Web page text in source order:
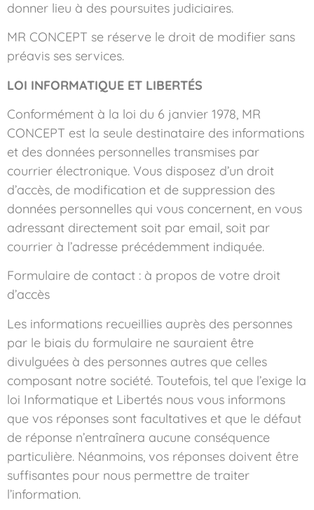
donner lieu à des poursuites judiciaires.
MR CONCEPT se réserve le droit de modifier sans
préavis ses services.
LOI INFORMATIQUE ET LIBERTÉS
Conformément à la loi du 6 janvier 1978, MR
CONCEPT est la seule destinataire des informations
et des données personnelles transmises par
courrier électronique. Vous disposez d’un droit
d’accès, de modification et de suppression des
données personnelles qui vous concernent, en vous
adressant directement soit par email, soit par
courrier à l’adresse précédemment indiquée.
Formulaire de contact : à propos de votre droit
d’accès
Les informations recueillies auprès des personnes
par le biais du formulaire ne sauraient être
divulguées à des personnes autres que celles
composant notre société. Toutefois, tel que l’exige la
loi Informatique et Libertés nous vous informons
que vos réponses sont facultatives et que le défaut
de réponse n’entraînera aucune conséquence
particulière. Néanmoins, vos réponses doivent être
suffisantes pour nous permettre de traiter
l’information.